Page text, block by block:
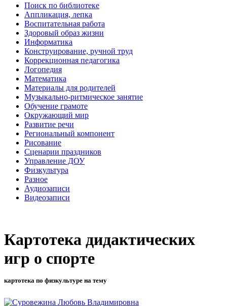
Поиск по библиотеке
Аппликация, лепка
Воспитательная работа
Здоровый образ жизни
Информатика
Конструирование, ручной труд
Коррекционная педагогика
Логопедия
Математика
Материалы для родителей
Музыкально-ритмическое занятие
Обучение грамоте
Окружающий мир
Развитие речи
Региональный компонент
Рисование
Сценарии праздников
Управление ДОУ
Физкультура
Разное
Аудиозаписи
Видеозаписи
Картотека дидактических
игр о спорте
картотека по физкультуре на тему